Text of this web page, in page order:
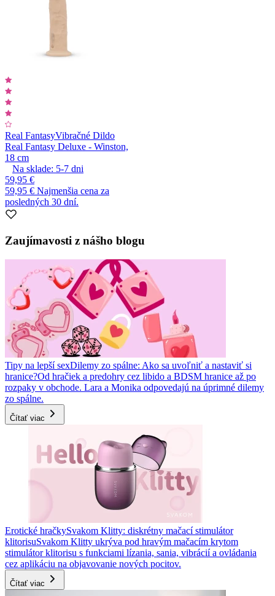
Real FantasyVibračné Dildo
Real Fantasy Deluxe - Winston,
18 cm
Na sklade: 5-7 dni
59,95 €
59,95 € Najmenšia cena za
posledných 30 dní.
Zaujímavosti z nášho blogu
Tipy na lepší sexDilemy zo spálne: Ako sa uvoľniť a nastaviť si
hranice?Od hračiek a predohry cez libido a BDSM hranice až po
rozpaky v obchode. Lara a Monika odpovedajú na úprimné dilemy
zo spálne.
Čítať viac
Erotické hračkySvakom Klitty: diskrétny mačací stimulátor
klitorisuSvakom Klitty ukrýva pod hravým mačacím krytom
stimulátor klitorisu s funkciami lízania, sania, vibrácií a ovládania
cez aplikáciu na objavovanie nových pocitov.
Čítať viac